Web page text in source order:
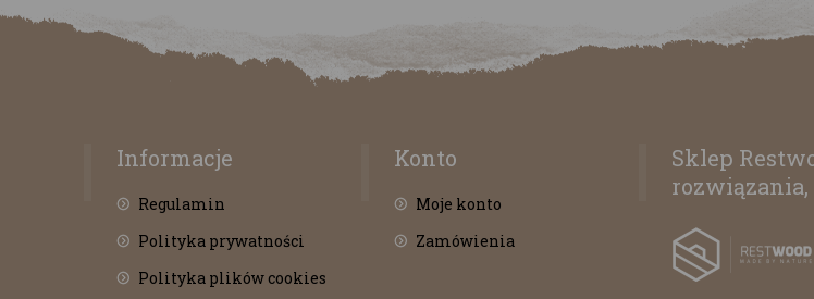
Informacje
Regulamin
Polityka prywatności
Polityka plików cookies
Konto
Moje konto
Zamówienia
Sklep